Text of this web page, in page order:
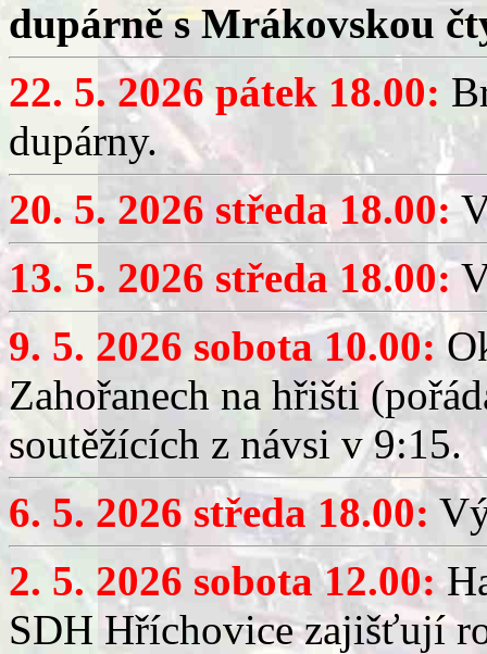
dupárně s Mrákovskou
22. 5. 2026 pátek 18.00:
dupárny.
20. 5. 2026 středa 18.00:
13. 5. 2026 středa 18.00:
9. 5. 2026 sobota 10.00:
Zahořanech na hřišti
soutěžících z návsi v 9:15.
6. 5. 2026 středa 18.00:
2. 5. 2026 sobota 12.00:
SDH Hříchovice zajišťují